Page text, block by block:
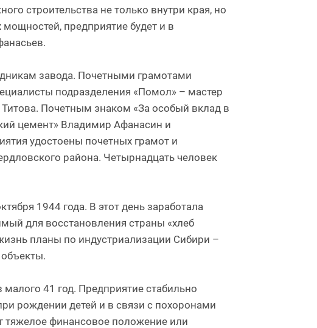
строительства не только внутри края, но
предприятие будет и в
завода. Почетными грамотами
подразделения «Помол» – мастер
Почетным знаком «За особый вклад в
цемент» Владимир Афанасин и
удостоены почетных грамот и
района. Четырнадцать человек
1944 года. В этот день заработала
для восстановления страны «хлеб
планы по индустриализации Сибири –
малого 41 год. Предприятие стабильно
рождении детей и в связи с похоронами
тяжелое финансовое положение или